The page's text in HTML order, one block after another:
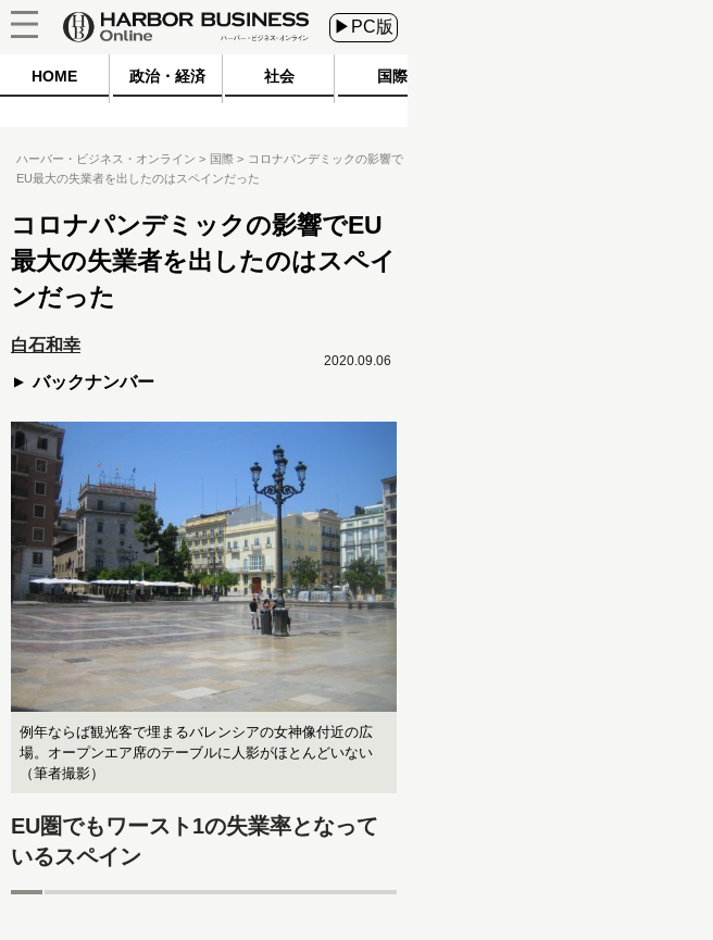
▶PC版
HOME 政治・経済 社会 国際
ハーバー・ビジネス・オンライン 国際
コロナパンデミックの影響で
EU最大の失業者を出したのはスペインだった
コロナパンデミックの影響でEU
最大の失業者を出したのはスペイ
ンだった
白石和幸
バックナンバー
2020.09.06
例年ならば観光客で埋まるバレンシアの女神像付近の広
場。オープンエア席のテーブルに人影がほとんどいない
（筆者撮影）
EU圏でもワースト1の失業率となって
いるスペイン